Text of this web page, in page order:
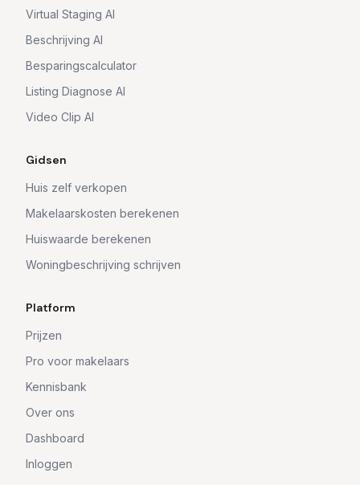
Virtual Staging AI
Beschrijving AI
Besparingscalculator
Listing Diagnose AI
Video Clip AI
Gidsen
Huis zelf verkopen
Makelaarskosten berekenen
Huiswaarde berekenen
Woningbeschrijving schrijven
Platform
Prijzen
Pro voor makelaars
Kennisbank
Over ons
Dashboard
Inloggen